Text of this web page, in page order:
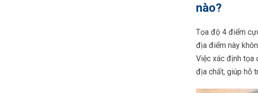
nào?
Tọa độ 4 điểm
địa điểm này
Việc xác định tọa
địa chất, giúp hỗ